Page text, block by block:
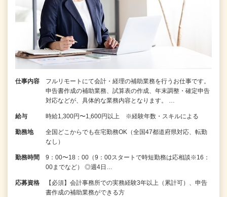
仕事内容
フルリモートにて会計・経理の補助業務を行うお仕事です。
申告書作成の補助業務、試算表の作成、年末調整・確定申告
対応などが、具体的な業務内容となります。 …
給与 時給1,300円〜1,600円以上 ※経験年数・スキルによる
勤務地
全国どこからでも在宅勤務OK（全国47都道府県対応、転勤
なし）
勤務時間
9：00〜18：00（9：00スタートで時短勤務は応相談※16：
00までなど） ◎週4日…
応募資格
【必須】会計事務所での実務経験3年以上（累計可）、申告
書作成の補助業務ができる方